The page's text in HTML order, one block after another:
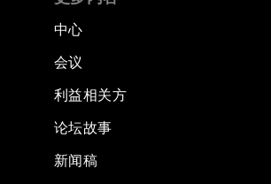
中心
会议
利益相关方
论坛故事
新闻稿